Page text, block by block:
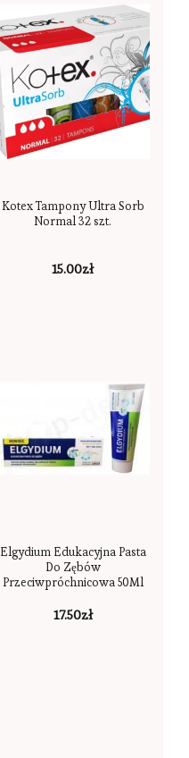
Kotex Tampony Ultra Sorb
Normal 32 szt.
15.00zł
Elgydium Edukacyjna Pasta
Do Zębów
Przeciwpróchnicowa 50Ml
17.50zł